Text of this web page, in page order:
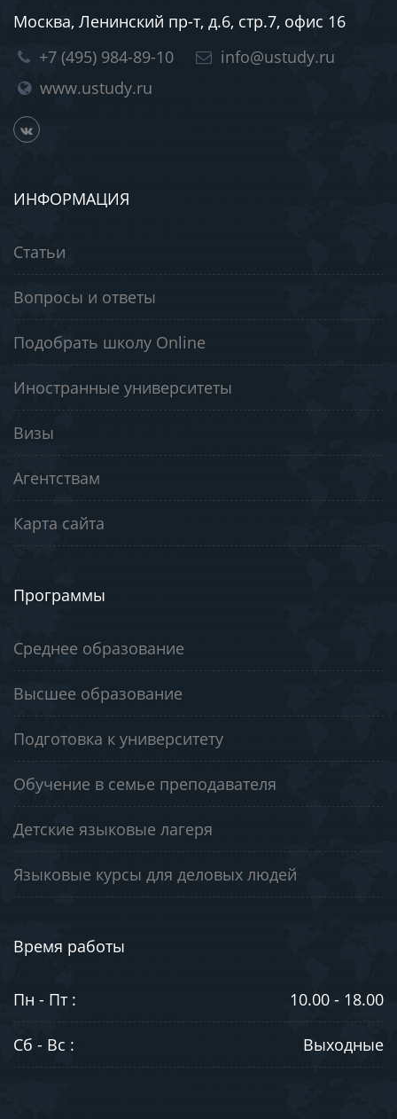
Москва, Ленинский пр-т, д.6, стр.7, офис 16
+7 (495) 984-89-10
info@ustudy.ru
www.ustudy.ru
ИНФОРМАЦИЯ
Статьи
Вопросы и ответы
Подобрать школу Online
Иностранные университеты
Визы
Агентствам
Карта сайта
Программы
Среднее образование
Высшее образование
Подготовка к университету
Обучение в семье преподавателя
Детские языковые лагеря
Языковые курсы для деловых людей
Время работы
Пн - Пт : 10.00 - 18.00
Сб - Вс : Выходные